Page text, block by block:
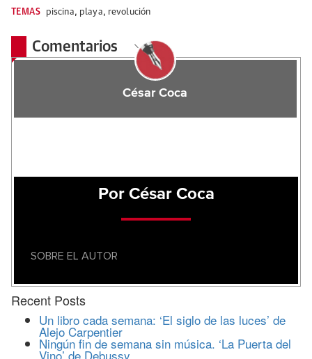
TEMAS piscina, playa, revolución
Comentarios
César Coca
Por César Coca
SOBRE EL AUTOR
Recent Posts
Un libro cada semana: ‘El siglo de las luces’ de
Alejo Carpentier
Ningún fin de semana sin música. ‘La Puerta del
Vino’ de Debussy